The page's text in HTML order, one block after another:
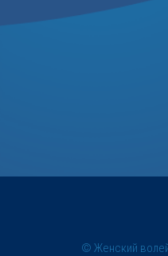
© Женский